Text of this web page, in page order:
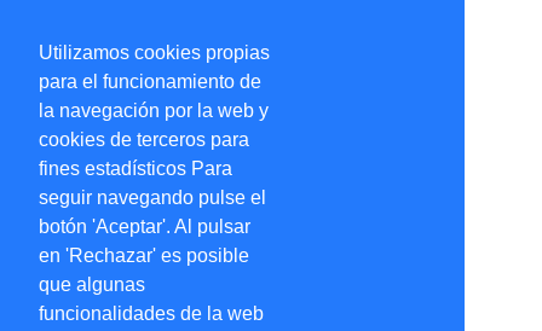
Utilizamos cookies propias
para el funcionamiento de
la navegación por la web y
cookies de terceros para
fines estadísticos Para
seguir navegando pulse el
botón 'Aceptar'. Al pulsar
en 'Rechazar' es posible
que algunas
funcionalidades de la web